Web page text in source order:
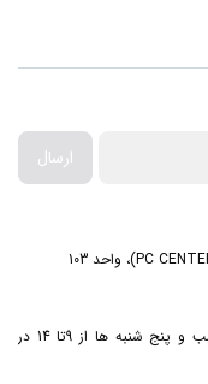
ارسال
از شنبه تا چهارشنبه 9 صبح تا 14 و 17عصر تا 21 شب و پنج شنبه ها از 9تا 14 در